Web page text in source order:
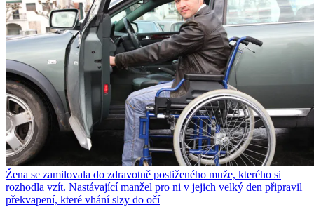
Žena se zamilovala do zdravotně postiženého muže, kterého si
rozhodla vzít. Nastávající manžel pro ni v jejich velký den připravil
překvapení, které vhání slzy do očí